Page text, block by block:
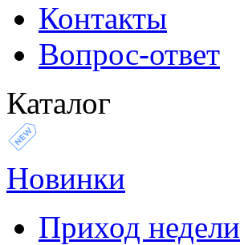
Контакты
Вопрос-ответ
Каталог
Новинки
Приход недели